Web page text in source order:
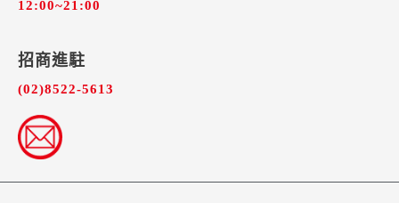
12:00~21:00
招商進駐​
(02)8522-5613